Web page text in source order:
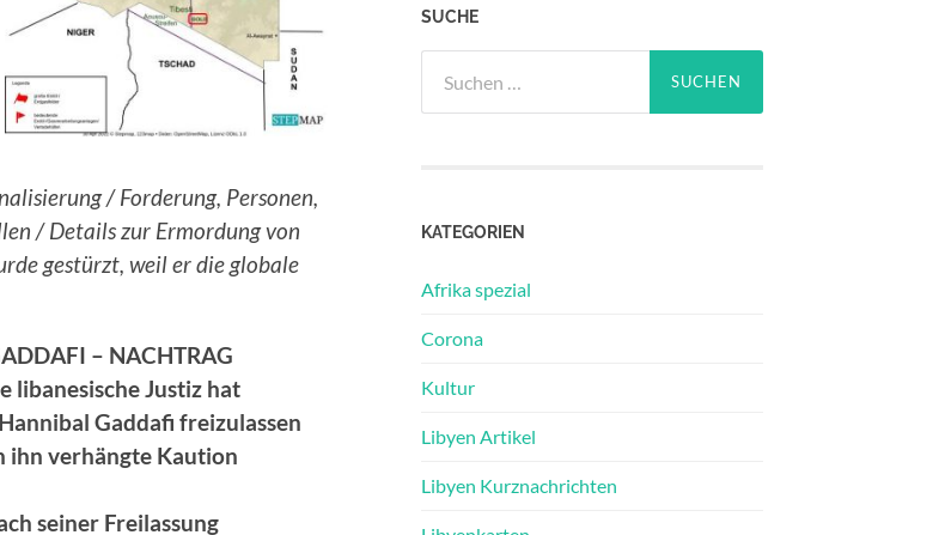
/ Forderung, Personen,
/ Details zur Ermordung von
gestürzt, weil er die globale
– NACHTRAG
libanesische Justiz hat
Gaddafi freizulassen
ihn verhängte Kaution
seiner Freilassung
SUCHE
nach:
KATEGORIEN
Afrika spezial
Corona
Kultur
Libyen Artikel
Libyen Kurznachrichten